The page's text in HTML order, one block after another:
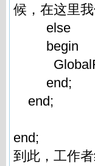
候，在这里
else
begin
end;
end;
end;
到此，工作